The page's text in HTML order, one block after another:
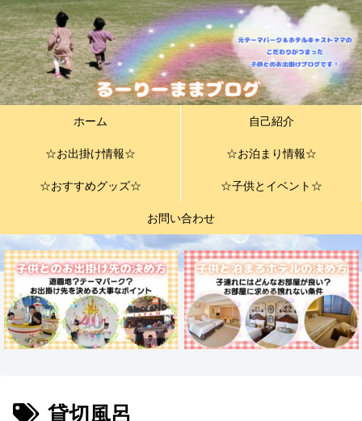
ホーム 自己紹介
☆お出掛け情報☆ ☆お泊まり情報☆
☆おすすめグッズ☆ ☆子供とイベント☆
お問い合わせ
貸切風呂